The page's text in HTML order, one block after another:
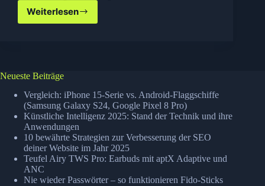
Weiterlesen
Kino.to
ist
Neueste Beiträge
Vergleich: iPhone 15-Serie vs. Android-Flaggschiffe
(Samsung Galaxy S24, Google Pixel 8 Pro)
Künstliche Intelligenz 2025: Stand der Technik und ihre
Anwendungen
10 bewährte Strategien zur Verbesserung der SEO
deiner Website im Jahr 2025
Teufel Airy TWS Pro: Earbuds mit aptX Adaptive und
ANC
Nie wieder Passwörter – so funktionieren Fido-Sticks